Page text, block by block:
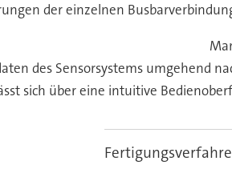
der einzelnen
des Sensorsystems umgehend
sich über eine intuitive